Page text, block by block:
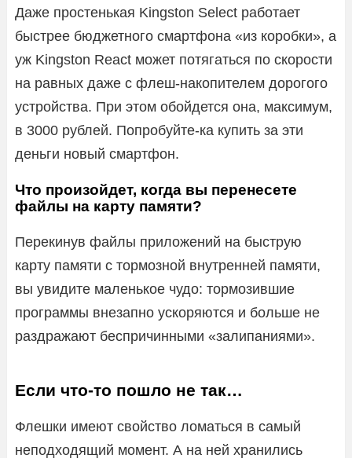
Даже простенькая Kingston Select работает
быстрее бюджетного смартфона «из коробки», а
уж Kingston React может потягаться по скорости
на равных даже с флеш-накопителем дорогого
устройства. При этом обойдется она, максимум,
в 3000 рублей. Попробуйте-ка купить за эти
деньги новый смартфон.
Что произойдет, когда вы перенесете
файлы на карту памяти?
Перекинув файлы приложений на быструю
карту памяти с тормозной внутренней памяти,
вы увидите маленькое чудо: тормозившие
программы внезапно ускоряются и больше не
раздражают беспричинными «залипаниями».
Если что-то пошло не так…
Флешки имеют свойство ломаться в самый
неподходящий момент. А на ней хранились